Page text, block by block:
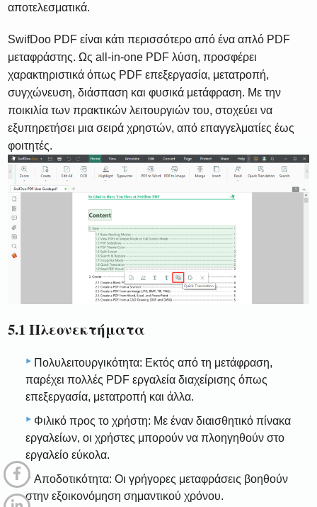
αποτελεσματικά.
SwifDoo PDF είναι κάτι περισσότερο από ένα απλό PDF
μεταφράστης. Ως all-in-one PDF λύση, προσφέρει
χαρακτηριστικά όπως PDF επεξεργασία, μετατροπή,
συγχώνευση, διάσπαση και φυσικά μετάφραση. Με την
ποικιλία των πρακτικών λειτουργιών του, στοχεύει να
εξυπηρετήσει μια σειρά χρηστών, από επαγγελματίες έως
φοιτητές.
5.1 Πλεονεκτήματα
Πολυλειτουργικότητα: Εκτός από τη μετάφραση,
παρέχει πολλές PDF εργαλεία διαχείρισης όπως
επεξεργασία, μετατροπή και άλλα.
Φιλικό προς το χρήστη: Με έναν διαισθητικό πίνακα
εργαλείων, οι χρήστες μπορούν να πλοηγηθούν στο
εργαλείο εύκολα.
Αποδοτικότητα: Οι γρήγορες μεταφράσεις βοηθούν
στην εξοικονόμηση σημαντικού χρόνου.